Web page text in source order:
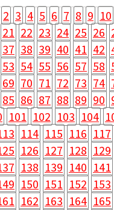
2 3 4 5 6 7 8 9 10
21 22 23 24 25 26
37 38 39 40 41 42
53 54 55 56 57 58
69 70 71 72 73 74
85 86 87 88 89 90
101 102 103 104
114 115 116 117
126 127 128 129
138 139 140 141
150 151 152 153
162 163 164 165